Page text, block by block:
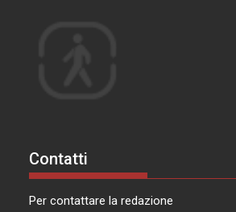
Contatti
Per contattare la redazione